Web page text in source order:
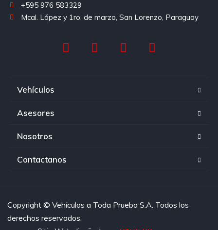
+595 976 583329
Mcal. López y 1ro. de marzo, San Lorenzo, Paraguay
Vehículos
Asesores
Nosotros
Contactanos
Copyright © Vehículos a Toda Prueba S.A. Todos los
derechos reservados.